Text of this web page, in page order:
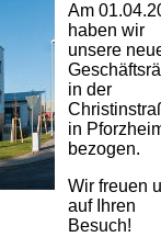
Am
haben wir
unsere
in der
in
bezogen.
Wir freuen
auf Ihren
Besuch!